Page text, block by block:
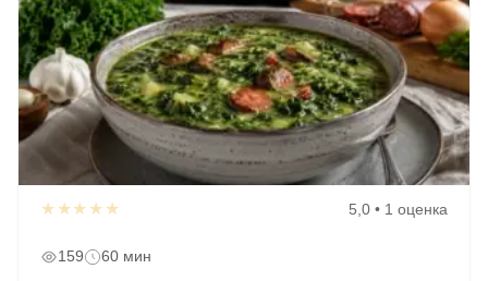
★★★★★ 5,0 • 1 оценка
159 60 мин